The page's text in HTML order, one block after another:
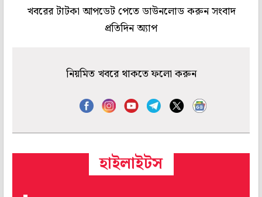
খবরের টাটকা আপডেট পেতে ডাউনলোড করুন সংবাদ
প্রতিদিন অ্যাপ
নিয়মিত খবরে থাকতে ফলো করুন
হাইলাইটস